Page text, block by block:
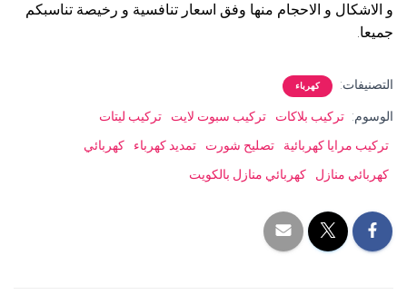
و الاشكال و الاحجام منها وفق اسعار تنافسية و رخيصة تناسبكم
جميعا.
التصنيفات: كهرباء
الوسوم: تركيب بلاكات تركيب سبوت لايت
تركيب ليتات
تركيب مرايا كهربائية
تصليح شورت تمديد كهرباء
كهربائي
كهربائي منازل
كهربائي منازل بالكويت